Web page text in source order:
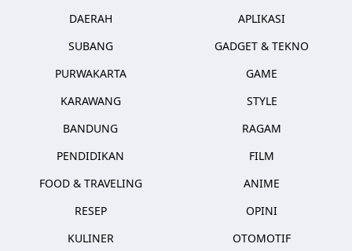
DAERAH
SUBANG
PURWAKARTA
KARAWANG
BANDUNG
PENDIDIKAN
FOOD & TRAVELING
RESEP
KULINER
APLIKASI
GADGET & TEKNO
GAME
STYLE
RAGAM
FILM
ANIME
OPINI
OTOMOTIF